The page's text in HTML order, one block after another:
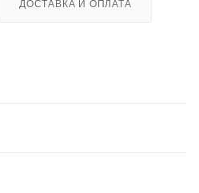
ДОСТАВКА И ОПЛАТА